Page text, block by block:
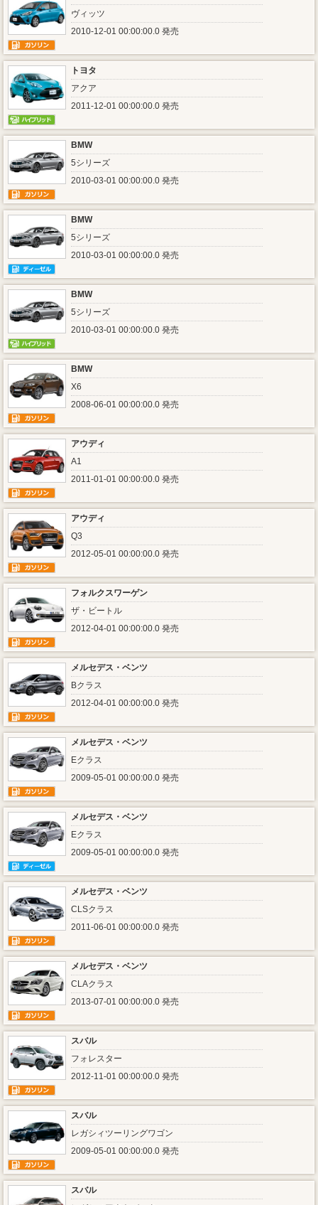
ヴィッツ
2010-12-01 00:00:00.0 発売
トヨタ
アクア
2011-12-01 00:00:00.0 発売
BMW
5シリーズ
2010-03-01 00:00:00.0 発売
BMW
5シリーズ
2010-03-01 00:00:00.0 発売
BMW
5シリーズ
2010-03-01 00:00:00.0 発売
BMW
X6
2008-06-01 00:00:00.0 発売
アウディ
A1
2011-01-01 00:00:00.0 発売
アウディ
Q3
2012-05-01 00:00:00.0 発売
フォルクスワーゲン
ザ・ビートル
2012-04-01 00:00:00.0 発売
メルセデス・ベンツ
Bクラス
2012-04-01 00:00:00.0 発売
メルセデス・ベンツ
Eクラス
2009-05-01 00:00:00.0 発売
メルセデス・ベンツ
Eクラス
2009-05-01 00:00:00.0 発売
メルセデス・ベンツ
CLSクラス
2011-06-01 00:00:00.0 発売
メルセデス・ベンツ
CLAクラス
2013-07-01 00:00:00.0 発売
スバル
フォレスター
2012-11-01 00:00:00.0 発売
スバル
レガシィツーリングワゴン
2009-05-01 00:00:00.0 発売
スバル